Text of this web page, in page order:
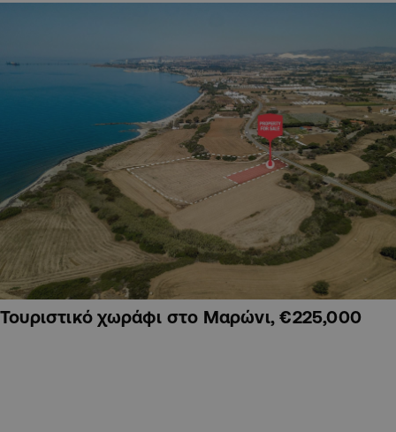
Τουριστικό χωράφι στο Μαρώνι, €225,000